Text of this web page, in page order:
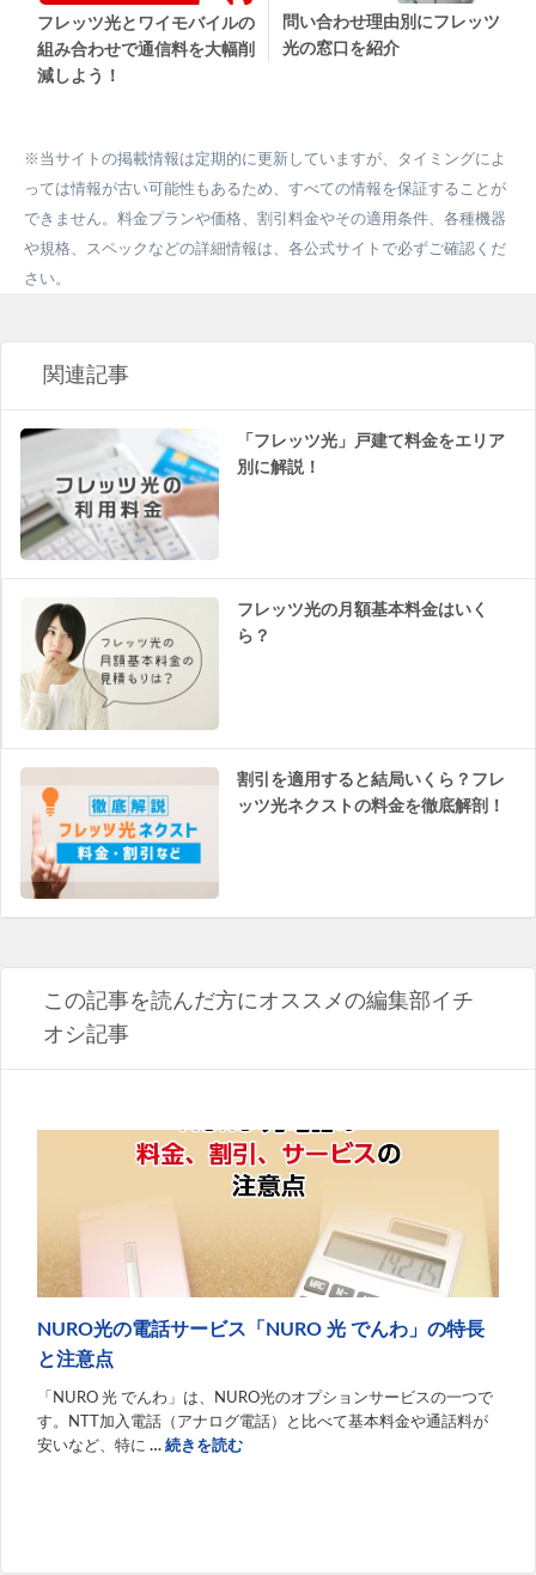
フレッツ光とワイモバイルの
組み合わせで通信料を大幅削
減しよう！
問い合わせ理由別にフレッツ
光の窓口を紹介
※当サイトの掲載情報は定期的に更新していますが、タイミングによ
っては情報が古い可能性もあるため、すべての情報を保証することが
できません。料金プランや価格、割引料金やその適用条件、各種機器
や規格、スペックなどの詳細情報は、各公式サイトで必ずご確認くだ
さい。
関連記事
「フレッツ光」戸建て料金をエリア
別に解説！
フレッツ光の月額基本料金はいく
ら？
割引を適用すると結局いくら？フレ
ッツ光ネクストの料金を徹底解剖！
この記事を読んだ方にオススメの編集部イチ
オシ記事
NURO光の電話サービス「NURO 光 でんわ」の特長
と注意点
「NURO 光 でんわ」は、NURO光のオプションサービスの一つで
す。NTT加入電話（アナログ電話）と比べて基本料金や通話料が
安いなど、特に … 続きを読む